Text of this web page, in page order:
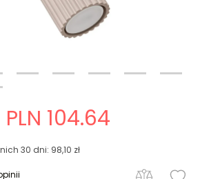
PLN 104.64
30 dni: 98,10 zł